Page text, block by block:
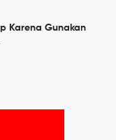
Karena Gunakan